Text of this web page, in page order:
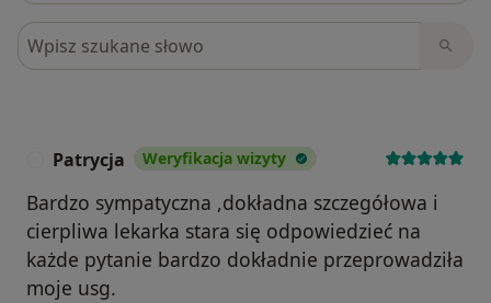
Szukaj w opiniach
Patrycja Weryfikacja wizyty
Bardzo sympatyczna ,dokładna szczegółowa i
cierpliwa lekarka stara się odpowiedzieć na
każde pytanie bardzo dokładnie przeprowadziła
moje usg.